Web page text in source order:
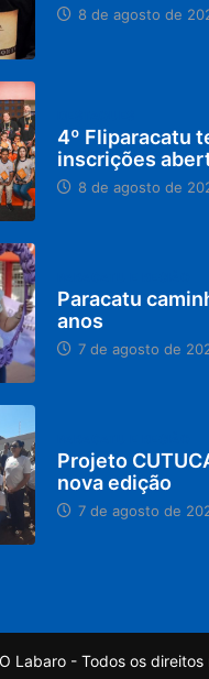
8 de agosto de
4º Fliparacatu
inscrições
8 de agosto de
Paracatu
anos
7 de agosto de
Projeto
nova edição
7 de agosto de
Labaro - Todos os direitos